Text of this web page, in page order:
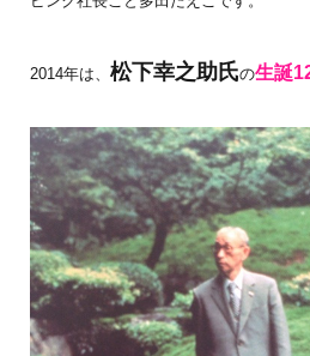
2014年は、 松下幸之助氏の生誕